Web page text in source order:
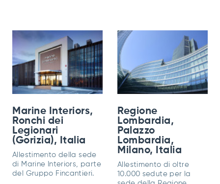
Marine Interiors,
Ronchi dei
Legionari
(Gorizia), Italia
Allestimento della sede
di Marine Interiors, parte
del Gruppo Fincantieri.
Regione
Lombardia,
Palazzo
Lombardia,
Milano, Italia
Allestimento di oltre
10.000 sedute per la